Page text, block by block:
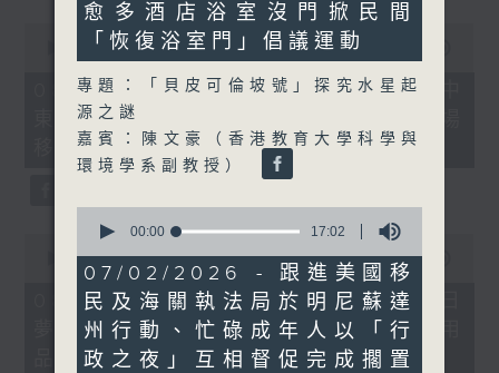
seconds
minutes,
seconds
00:00
08/08/2026 - 沙地聯手美國加入中
東戰事、墨西哥販毒集團將製毒工場
移師非洲多國
seconds
minutes,
seconds
00:00 19:18
08/08/2026 - 研究指過度沉浸白日
夢或干擾生活、巴基斯坦取消衛生用
品稅令女性可平價使用衛生巾
愈多酒店浴室沒門掀民間
「恢復浴室門」倡議運動
專題：「貝皮可倫坡號」探究水星起
源之謎
嘉賓：陳文豪（香港教育大學科學與
環境學系副教授）
seconds
17
minutes,
2
seconds
00:00 17:02
07/02/2026 - 跟進美國移
民及海關執法局於明尼蘇達
州行動、忙碌成年人以「行
政之夜」互相督促完成擱置